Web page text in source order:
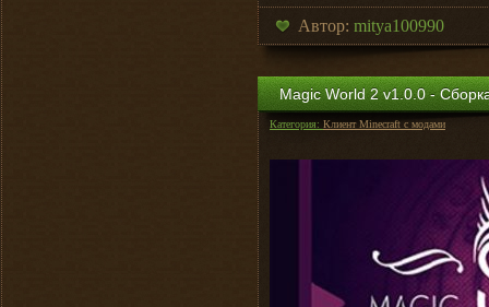
Автор: mitya100990
Magic World 2 v1.0.0 -
Категория: Клиент Minecraft с модами